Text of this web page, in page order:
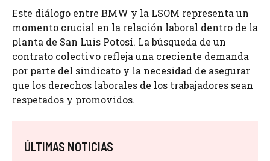
Este diálogo entre BMW y la LSOM representa un
momento crucial en la relación laboral dentro de la
planta de San Luis Potosí. La búsqueda de un
contrato colectivo refleja una creciente demanda
por parte del sindicato y la necesidad de asegurar
que los derechos laborales de los trabajadores sean
respetados y promovidos.
ÚLTIMAS NOTICIAS